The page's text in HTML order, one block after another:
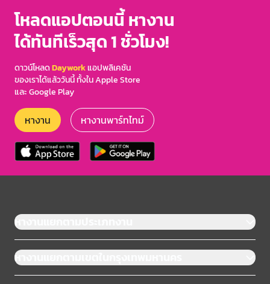
โหลดแอปตอนนี้ หางาน
ได้ทันทีเร็วสุด 1 ชั่วโมง!
ดาวน์โหลดDayworkแอปพลิเคชัน
ของเราได้แล้ววันนี้ ทั้งใน Apple Store
และ Google Play
หางาน หางานพาร์ทไทม์
หางานแยกตามประเภทงาน
หางานแยกตามเขตในกรุงเทพมหานคร